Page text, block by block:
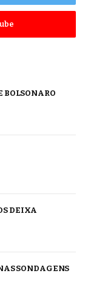
BOLSONARO
DEIXA
SONDAGENS